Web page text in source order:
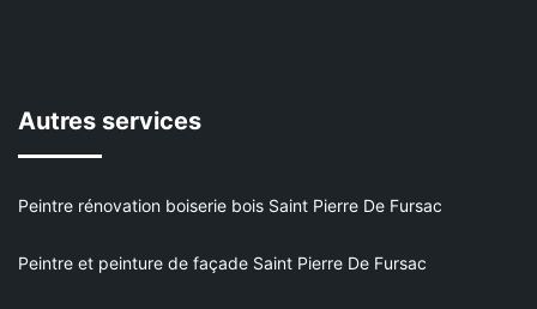
Autres services
Peintre rénovation boiserie bois Saint Pierre De Fursac
Peintre et peinture de façade Saint Pierre De Fursac